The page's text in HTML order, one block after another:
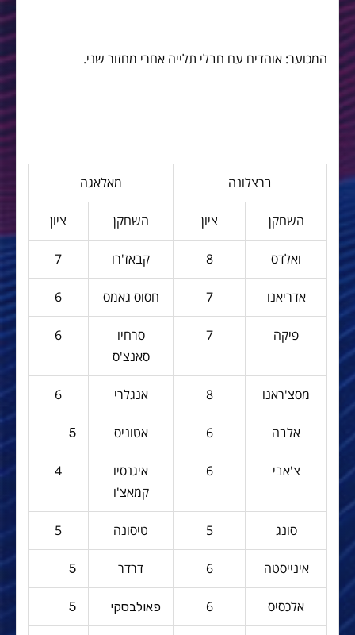
המכוער: אוהדים עם חבלי תלייה אחרי מחזור שני.
ברצלונה מאלאגה
השחקן ציון השחקן ציון
ואלדס 8 קבאז'רו 7
אדריאנו 7 חסוס גאמס 6
פיקה 7
סרחיו
סאנצ'ס
6
מסצ'ראנו 8 אנגלרי 6
אלבה 6 אטוניס 5
צ'אבי 6
איגנסיו
קמאצ'ו
4
סונג 5 טיסונה 5
אינייסטה 6 דרדר 5
אלכסיס 6 פאולבסקי 5